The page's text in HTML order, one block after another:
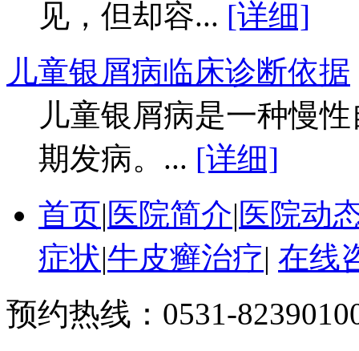
见，但却容... [详细]
儿童银屑病临床诊断依据
儿童银屑病是一种慢
期发病。... [详细]
首页|医院简介|医院动
症状|牛皮癣治疗| 在线
预约热线：0531-